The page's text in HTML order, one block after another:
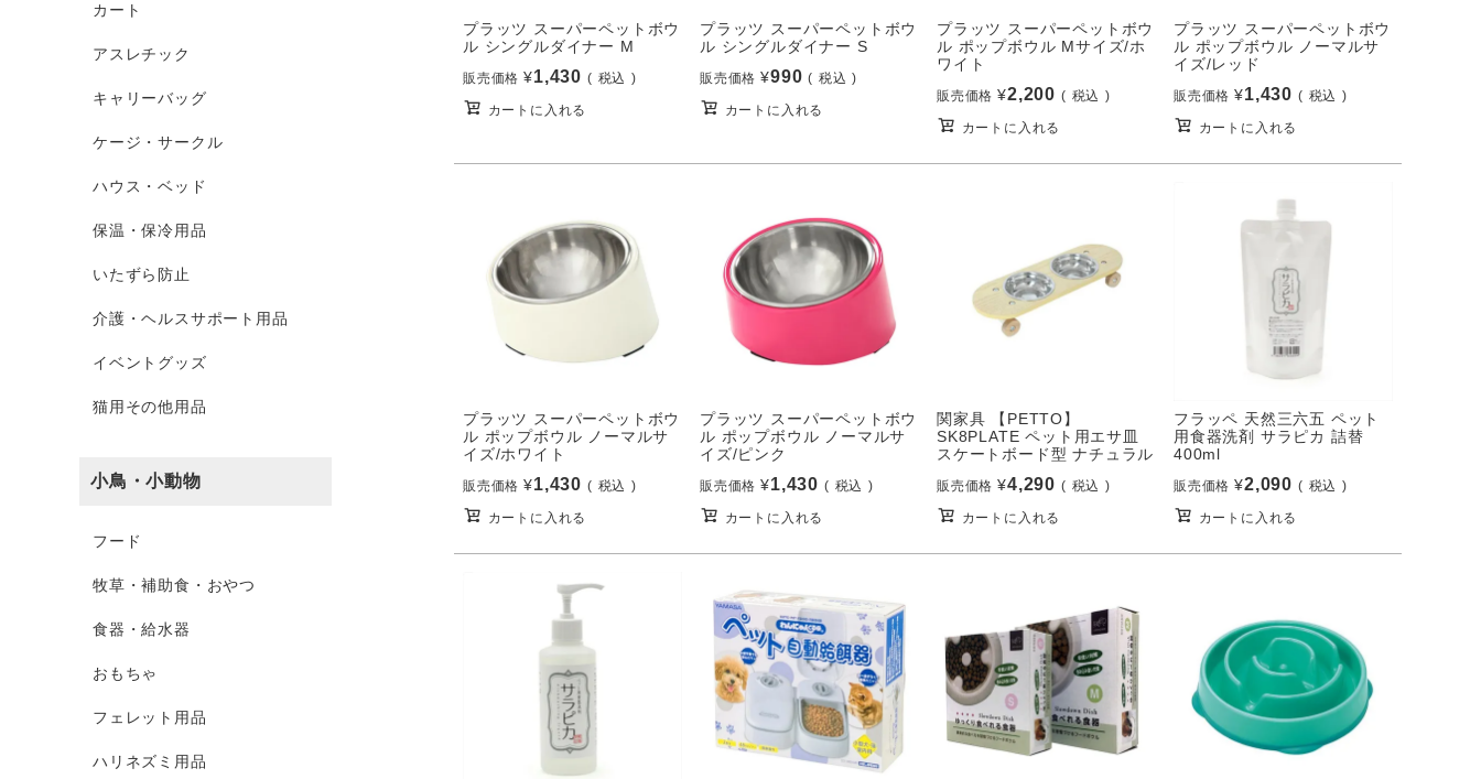
カート
アスレチック
キャリーバッグ
ケージ・サークル
ハウス・ベッド
保温・保冷用品
いたずら防止
介護・ヘルスサポート用品
イベントグッズ
猫用その他用品
小鳥・小動物
フード
牧草・補助食・おやつ
食器・給水器
おもちゃ
フェレット用品
ハリネズミ用品
プラッツ スーパーペットボウ
ル シングルダイナー M
販売価格 ¥1,430 税込
カートに入れる
プラッツ スーパーペットボウ
ル シングルダイナー S
販売価格 ¥990 税込
カートに入れる
プラッツ スーパーペットボウ
ル ポップボウル Mサイズ/ホ
ワイト
販売価格 ¥2,200 税込
カートに入れる
プラッツ スーパーペットボウ
ル ポップボウル ノーマルサ
イズ/レッド
販売価格 ¥1,430 税込
カートに入れる
プラッツ スーパーペットボウ
ル ポップボウル ノーマルサ
イズ/ホワイト
販売価格 ¥1,430 税込
カートに入れる
プラッツ スーパーペットボウ
ル ポップボウル ノーマルサ
イズ/ピンク
販売価格 ¥1,430 税込
カートに入れる
関家具 【PETTO】
SK8PLATE ペット用エサ皿
スケートボード型 ナチュラル
販売価格 ¥4,290 税込
カートに入れる
フラッペ 天然三六五 ペット
用食器洗剤 サラピカ 詰替
400ml
販売価格 ¥2,090 税込
カートに入れる